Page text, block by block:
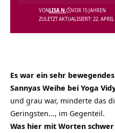
ZULETZT AKTUALISIERT: 22.
VONLISA N. VOR 15 JAHREN
Es war ein sehr
Sannyas Weihe bei Yoga
und grau war, minderte das
Geringsten…, im Gegenteil.
Was hier mit Worten